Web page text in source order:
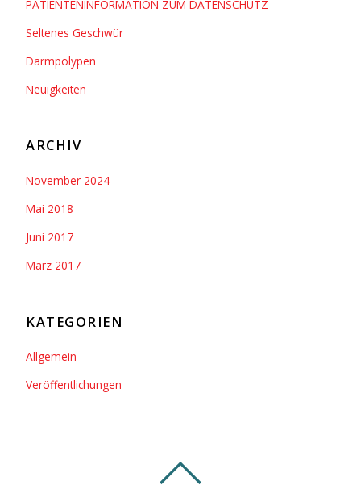
PATIENTENINFORMATION ZUM DATENSCHUTZ
Seltenes Geschwür
Darmpolypen
Neuigkeiten
ARCHIV
November 2024
Mai 2018
Juni 2017
März 2017
KATEGORIEN
Allgemein
Veröffentlichungen